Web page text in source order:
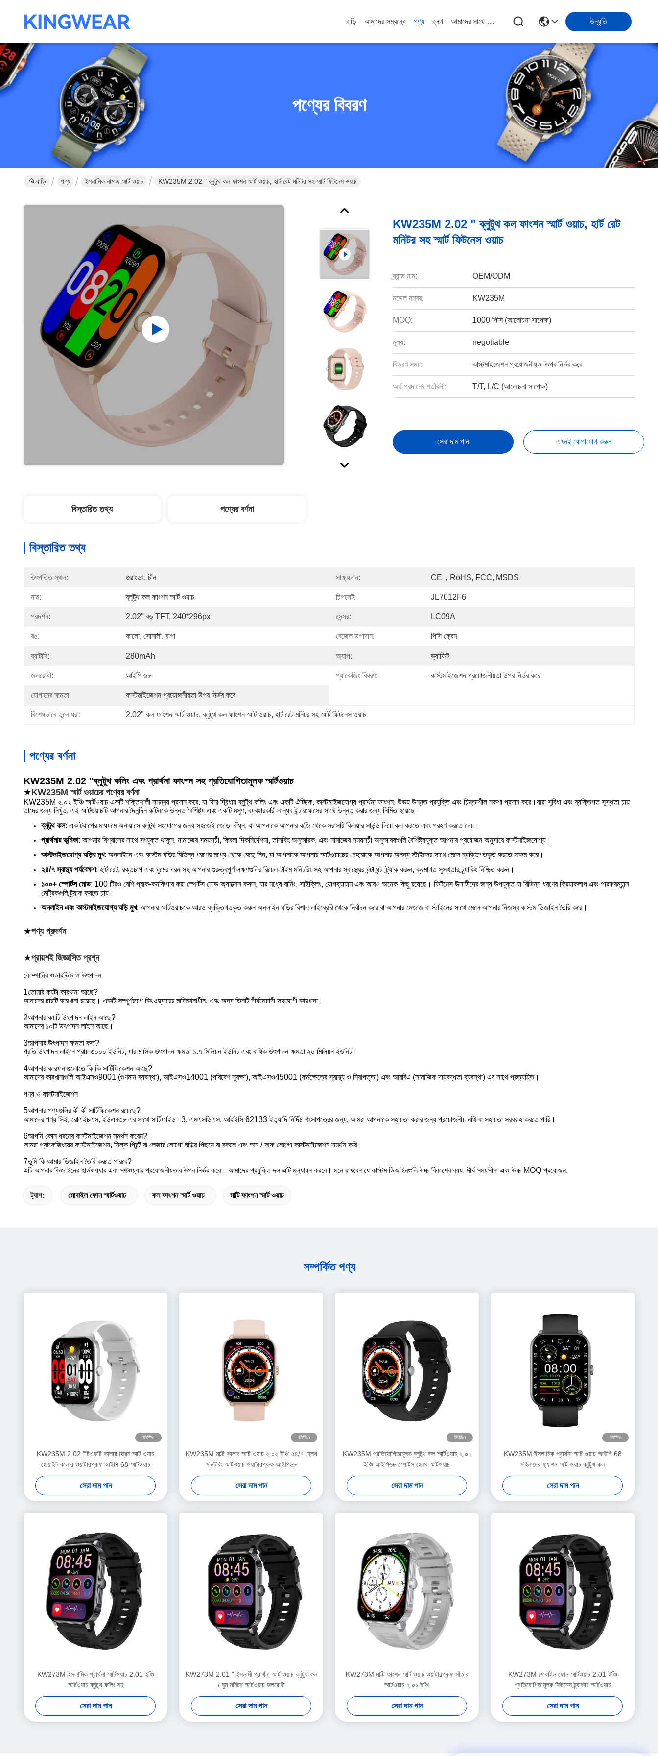
বাড়ি আমাদের সম্বন্ধে পণ্য ব্লগ আমাদের সাথে যোগাযোগ উদ্ধৃতি
পণ্যের বিবরণ
বাড়ি পণ্য ইসলামিক নামাজ স্মার্ট ওয়াচ KW235M 2.02 " ব্লুটুথ কল ফাংশন স্মার্ট ওয়াচ, হার্ট রেট মনিটর সহ স্মার্ট ফিটনেস ওয়াচ
KW235M 2.02 " ব্লুটুথ কল ফাংশন স্মার্ট ওয়াচ, হার্ট রেট
মনিটর সহ স্মার্ট ফিটনেস ওয়াচ
ব্র্যান্ড নাম: OEM/ODM
মডেল নম্বর: KW235M
MOQ: 1000 পিসি (আলোচনা সাপেক্ষ)
মূল্য: negotiable
বিতরণ সময়: কাস্টমাইজেশন প্রয়োজনীয়তা উপর নির্ভর করে
অর্থ প্রদানের শর্তাবলী: T/T, L/C (আলোচনা সাপেক্ষ)
সেরা দাম পান এখনই যোগাযোগ করুন
বিস্তারিত তথ্য পণ্যের বর্ণনা
বিস্তারিত তথ্য
উৎপত্তি স্থল: গুয়াংডং, চীন সাক্ষ্যদান: CE，RoHS, FCC, MSDS
নাম: ব্লুটুথ কল ফাংশন স্মার্ট ওয়াচ চিপসেট: JL7012F6
প্রদর্শন: 2.02" বড় TFT, 240*296px সেন্সর: LC09A
রঙ: কালো, সোনালী, রূপা বেজেল উপাদান: পিসি ফ্রেম
ব্যাটারি: 280mAh অ্যাপ: ড্যাফিট
জলরোধী: আইপি ৬৮ প্যাকেজিং বিবরণ: কাস্টমাইজেশন প্রয়োজনীয়তা উপর নির্ভর করে
যোগানের ক্ষমতা: কাস্টমাইজেশন প্রয়োজনীয়তা উপর নির্ভর করে
বিশেষভাবে তুলে ধরা: 2.02" কল ফাংশন স্মার্ট ওয়াচ, ব্লুটুথ কল ফাংশন স্মার্ট ওয়াচ, হার্ট রেট মনিটর সহ স্মার্ট ফিটনেস ওয়াচ
পণ্যের বর্ণনা
KW235M 2.02 "ব্লুটুথ কলিং এবং প্রার্থনা ফাংশন সহ প্রতিযোগিতামূলক স্মার্টওয়াচ
★KW235M স্মার্ট ওয়াচের পণ্যের বর্ণনা
KW235M ২.০২ ইঞ্চি স্মার্টওয়াচ একটি শক্তিশালী সমন্বয় প্রদান করে, যা বিনা দ্বিধায় ব্লুটুথ কলিং এবং একটি ঐচ্ছিক, কাস্টমাইজযোগ্য প্রার্থনা ফাংশন, উভয় উন্নত প্রযুক্তি এবং চিন্তাশীল নকশা প্রদান করে।যারা সুবিধা এবং ব্যক্তিগত সুস্থতা চায়
তাদের জন্য নিখুঁত, এই স্মার্টওয়াচটি আপনার দৈনন্দিন রুটিনকে উন্নত বৈশিষ্ট্য এবং একটি মসৃণ, ব্যবহারকারী-বান্ধব ইন্টারফেসের সাথে উন্নত করার জন্য নির্মিত হয়েছে।
ব্লুটুথ কল: এক ট্যাপের মাধ্যমে অনায়াসে ব্লুটুথ সংযোগের জন্য সহজেই জোড়া বাঁধুন, যা আপনাকে আপনার কব্জি থেকে সরাসরি ক্লিয়ার সাউন্ড দিয়ে কল করতে এবং গ্রহণ করতে দেয়।
প্রার্থনার ভূমিকা: আপনার বিশ্বাসের সাথে সংযুক্ত থাকুন, নামাজের সময়সূচী, কিবলা দিকনির্দেশনা, তাসবিহ অনুস্মারক, এবং নামাজের সময়সূচী অনুস্মারকগুলি বৈশিষ্ট্যযুক্ত আপনার প্রয়োজন অনুসারে কাস্টমাইজযোগ্য।
কাস্টমাইজযোগ্য ঘড়ির মুখ: অনলাইনে এবং কাস্টম ঘড়ির বিভিন্ন ধরণের মধ্যে থেকে বেছে নিন, যা আপনাকে আপনার স্মার্টওয়াচের চেহারাকে আপনার অনন্য স্টাইলের সাথে মেলে ব্যক্তিগতকৃত করতে সক্ষম করে।
২৪/৭ স্বাস্থ্য পর্যবেক্ষণ: হার্ট রেট, রক্তচাপ এবং ঘুমের ধরন সহ আপনার গুরুত্বপূর্ণ লক্ষণগুলির রিয়েল-টাইম মনিটরিং সহ আপনার স্বাস্থ্যের ঘন্টা ঘন্টা ট্র্যাক করুন, ক্রমাগত সুস্থতার ট্র্যাকিং নিশ্চিত করুন।
১০০+ স্পোর্টস মোড: 100 টিরও বেশি প্রাক-কনফিগার করা স্পোর্টস মোড অ্যাক্সেস করুন, যার মধ্যে রানিং, সাইক্লিং, যোগব্যায়াম এবং আরও অনেক কিছু রয়েছে। ফিটনেস উত্সাহীদের জন্য উপযুক্ত যা বিভিন্ন ধরণের ক্রিয়াকলাপ এবং পারফরম্যান্স
মেট্রিকগুলি ট্র্যাক করতে চায়।
অনলাইন এবং কাস্টমাইজযোগ্য ঘড়ি মুখ: আপনার স্মার্টওয়াচকে আরও ব্যক্তিগতকৃত করুন অনলাইন ঘড়ির বিশাল লাইব্রেরি থেকে নির্বাচন করে বা আপনার মেজাজ বা স্টাইলের সাথে মেলে আপনার নিজস্ব কাস্টম ডিজাইন তৈরি করে।
★পণ্য প্রদর্শন
★প্রায়শই জিজ্ঞাসিত প্রশ্ন
কোম্পানির ওভারভিউ ও উৎপাদন
1তোমার কয়টা কারখানা আছে?
আমাদের চারটি কারখানা রয়েছে। একটি সম্পূর্ণরূপে কিংওয়্যারের মালিকানাধীন, এবং অন্য তিনটি দীর্ঘমেয়াদী সহযোগী কারখানা।
2আপনার কয়টি উৎপাদন লাইন আছে?
আমাদের ১০টি উৎপাদন লাইন আছে।
3আপনার উৎপাদন ক্ষমতা কত?
প্রতি উৎপাদন লাইনে প্রায় ৩০০০ ইউনিট, যার মাসিক উৎপাদন ক্ষমতা ১.৭ মিলিয়ন ইউনিট এবং বার্ষিক উৎপাদন ক্ষমতা ২০ মিলিয়ন ইউনিট।
4আপনার কারখানাগুলোতে কি কি সার্টিফিকেশন আছে?
আমাদের কারখানাগুলি আইএসও9001 (গুণমান ব্যবস্থা), আইএসও14001 (পরিবেশ সুরক্ষা), আইএসও45001 (কর্মক্ষেত্রে স্বাস্থ্য ও নিরাপত্তা) এবং আরবিএ (সামাজিক দায়বদ্ধতা ব্যবস্থা) এর সাথে প্রত্যয়িত।
পণ্য ও কাস্টমাইজেশন
5আপনার পণ্যগুলির কী কী সার্টিফিকেশন রয়েছে?
আমাদের পণ্য সিই, রোএইচএস, ইউএন৩৮ এর সাথে সার্টিফাইড।3, এমএসডিএস, আইইসি 62133 ইত্যাদি নির্দিষ্ট শংসাপত্রের জন্য, আমরা আপনাকে সহায়তা করার জন্য প্রয়োজনীয় নথি বা সহায়তা সরবরাহ করতে পারি।
6আপনি কোন ধরনের কাস্টমাইজেশন সমর্থন করেন?
আমরা প্যাকেজিংয়ের কাস্টমাইজেশন, সিল্ক প্রিন্ট বা লেজার লোগো ঘড়ির পিছনে বা বকলে এবং অন / অফ লোগো কাস্টমাইজেশন সমর্থন করি।
7তুমি কি আমার ডিজাইন তৈরি করতে পারবে?
এটি আপনার ডিজাইনের হার্ডওয়্যার এবং সফ্টওয়্যার প্রয়োজনীয়তার উপর নির্ভর করে। আমাদের প্রযুক্তি দল এটি মূল্যায়ন করবে। মনে রাখবেন যে কাস্টম ডিজাইনগুলি উচ্চ বিকাশের ব্যয়, দীর্ঘ সময়সীমা এবং উচ্চ MOQ প্রয়োজন.
ট্যাগ: মোবাইল ফোন স্মার্টওয়াচ কল ফাংশন স্মার্ট ওয়াচ মাল্টি ফাংশন স্মার্ট ওয়াচ
সম্পর্কিত পণ্য
ভিডিও
KW235M 2.02 "টিএফটি কালার স্ক্রিন স্মার্ট ওয়াচ
হোয়াইট কালার ওয়াটারপ্রুফ আইপি 68 স্মার্টওয়াচ
সেরা দাম পান
ভিডিও
KW235M মাল্টি কালার স্মার্ট ওয়াচ ২.০২ ইঞ্চি ২৪/৭ হেলথ
মনিটরিং স্মার্টওয়াচ ওয়াটারপ্রুফ আইপি৬৮
সেরা দাম পান
ভিডিও
KW235M প্রতিযোগিতামূলক ব্লুটুথ কল স্মার্টওয়াচ ২.০২
ইঞ্চি আইপি৬৮ স্পোর্টস হেলথ স্মার্টওয়াচ
সেরা দাম পান
ভিডিও
KW235M ইসলামিক প্রার্থনা স্মার্ট ওয়াচ আইপি 68
মহিলাদের ফ্যাশন স্মার্ট ওয়াচ ব্লুটুথ কল
সেরা দাম পান
KW273M ইসলামিক প্রার্থনা স্মার্টওয়াচ 2.01 ইঞ্চি
স্মার্টওয়াচ ব্লুটুথ কলিং সহ
সেরা দাম পান
KW273M 2.01 " ইসলামী প্রার্থনা স্মার্ট ওয়াচ ব্লুটুথ কল
/ ঘুম মনিটর স্মার্টওয়াচ জলরোধী
সেরা দাম পান
KW273M মাল্টি ফাংশন স্মার্ট ওয়াচ ওয়াটারপ্রুফ সাঁতার
স্মার্টওয়াচ ২.০১ ইঞ্চি
সেরা দাম পান
KW273M মোবাইল ফোন স্মার্টওয়াচ 2.01 ইঞ্চি
প্রতিযোগিতামূলক ফিটনেস ট্র্যাকার স্মার্টওয়াচ
সেরা দাম পান